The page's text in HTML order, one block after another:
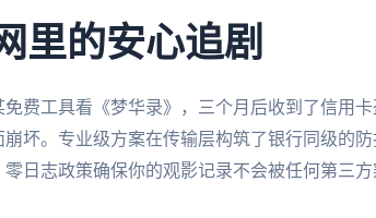
里的安心追剧
免费工具看《梦华录》，三个月后收到了信用
坏。专业级方案在传输层构筑了银行同级的
日志政策确保你的观影记录不会被任何第三方